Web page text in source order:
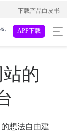
T
下载产品白皮书
APP下载
的
想法自由建